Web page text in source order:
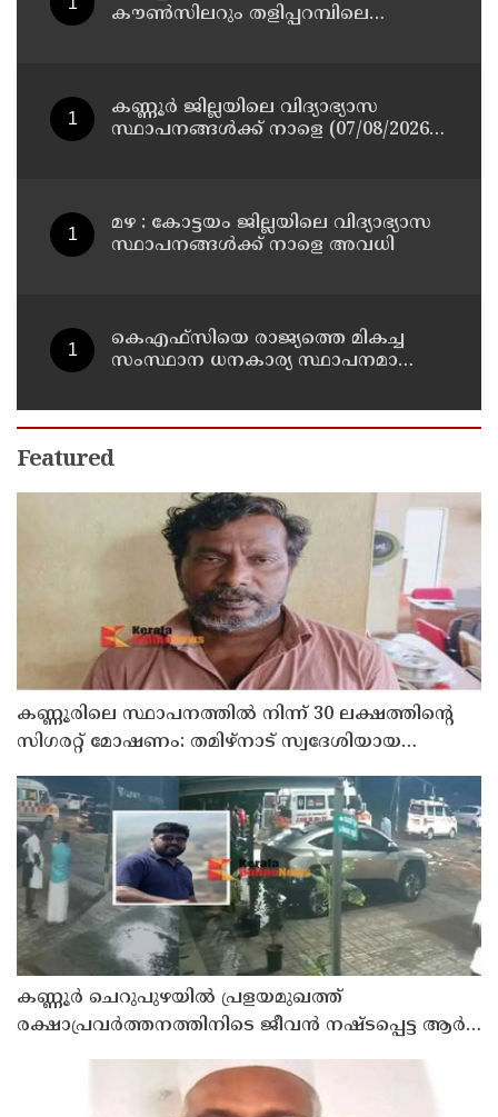
കൗൺസിലറും തളിപ്പറമ്പിലെ
കണ്ണൂർ ജില്ലയിലെ വിദ്യാഭ്യാസ
സ്ഥാപനങ്ങള്‍ക്ക് നാളെ (07/08/2026),
മഴ : കോട്ടയം ജില്ലയിലെ വിദ്യാഭ്യാസ
സ്ഥാപനങ്ങൾക്ക് നാളെ അവധി
കെഎഫ്‌സിയെ രാജ്യത്തെ മികച്ച
സംസ്ഥാന ധനകാര്യ സ്ഥാപനമാക്കും:
Featured
കണ്ണൂരിലെ സ്ഥാപനത്തിൽ നിന്ന് 30 ലക്ഷത്തിന്റെ
സിഗരറ്റ് മോഷണം: തമിഴ്‌നാട് സ്വദേശിയായ
കണ്ണൂർ ചെറുപുഴയിൽ പ്രളയമുഖത്ത്
രക്ഷാപ്രവർത്തനത്തിനിടെ ജീവൻ നഷ്ടപ്പെട്ട ആർ.
കാണിച്ചതായി ആരോപണം